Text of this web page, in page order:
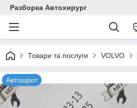
Разборка Автохирург
Товари та послуги VOLVO
Автошрот